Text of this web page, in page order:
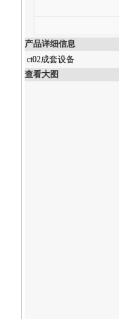
产品详细信息
ct02成套设备
查看大图